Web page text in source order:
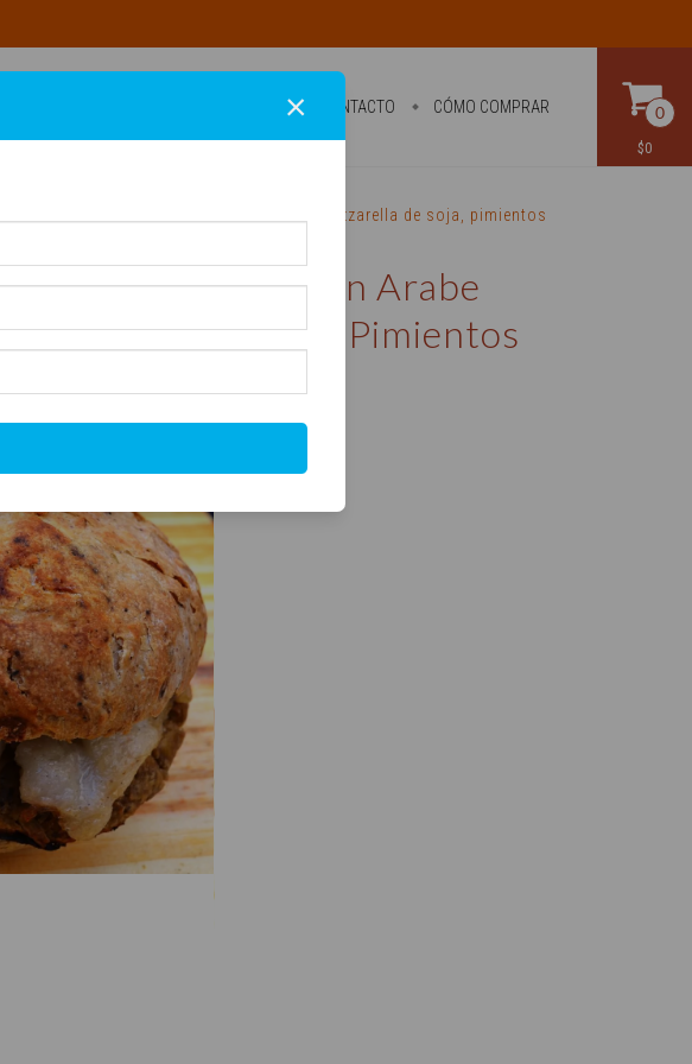
CONTACTO CÓMO COMPRAR 0
$0
burguersoja o burgerlenteja, mozzarella de soja, pimientos
Sandwichs Pan Arabe
De Soja, Pimientos
Asados
×